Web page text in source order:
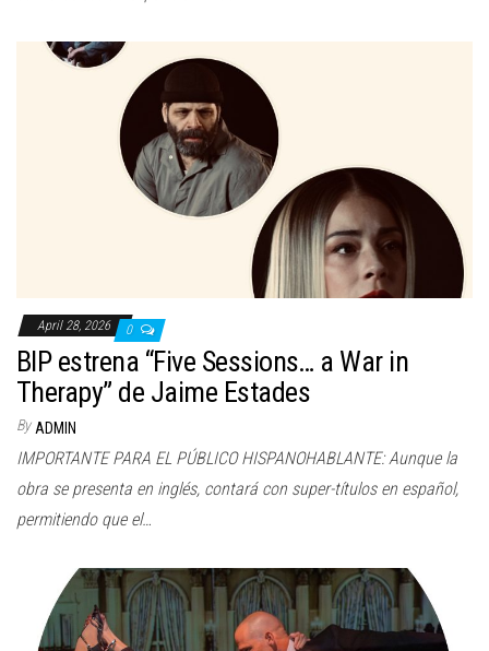
April 28, 2026 0
BIP estrena “Five Sessions… a War in
Therapy” de Jaime Estades
By ADMIN
IMPORTANTE PARA EL PÚBLICO HISPANOHABLANTE: Aunque la
obra se presenta en inglés, contará con super-títulos en español,
permitiendo que el…